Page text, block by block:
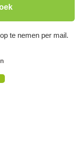
te nemen per mail.